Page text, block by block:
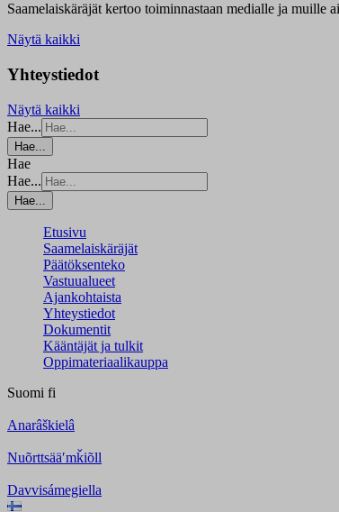
Saamelaiskäräjät kertoo toiminnastaan medialle ja muille
Näytä kaikki
Yhteystiedot
Näytä kaikki
Hae...
Hae...
Hae
Hae...
Hae...
Etusivu
Saamelaiskäräjät
Päätöksenteko
Vastuualueet
Ajankohtaista
Yhteystiedot
Dokumentit
Kääntäjät ja tulkit
Oppimateriaalikauppa
Suomi fi
Anarâškielâ
Nuõrttsääʹmǩiõll
Davvisámegiella